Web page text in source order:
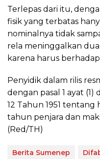
Terlepas dari itu,
fisik yang terbatas
nominalnya tidak
rela meninggalkan
karena harus
Penyidik dalam rilis
dengan pasal 1 ayat
12 Tahun 1951 tentang
tahun penjara dan
(Red/TH)
Berita Sumenep